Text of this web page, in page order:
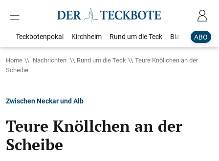
ABO
Teckbotenpokal Kirchheim Rund um die Teck Blaulicht
Home Nachrichten Rund um die Teck
Teure Knöllchen an der
Scheibe
Zwischen Neckar und Alb
Teure Knöllchen an der
Scheibe